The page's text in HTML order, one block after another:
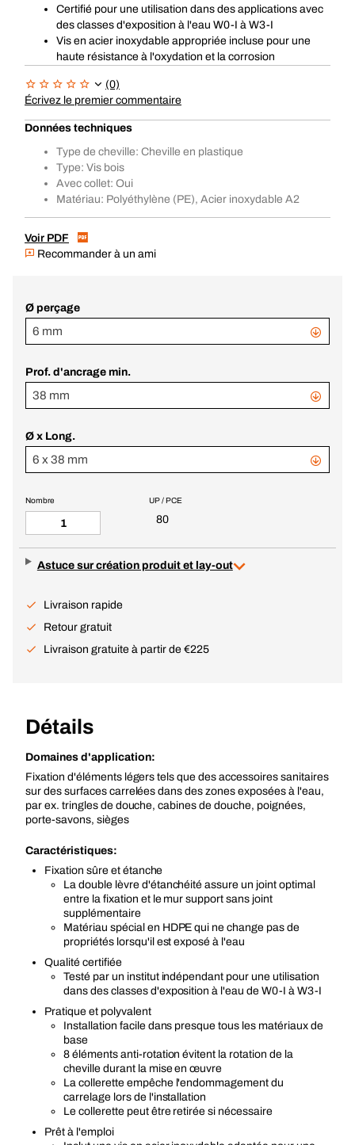
Certifié pour une utilisation dans des applications avec
des classes d'exposition à l'eau W0-I à W3-I
Vis en acier inoxydable appropriée incluse pour une
haute résistance à l'oxydation et la corrosion
(0)
Écrivez le premier commentaire
Données techniques
Type de cheville: Cheville en plastique
Type: Vis bois
Avec collet: Oui
Matériau: Polyéthylène (PE), Acier inoxydable A2
Voir PDF
Recommander à un ami
Ø perçage
6 mm
Prof. d'ancrage min.
38 mm
Ø x Long.
6 x 38 mm
UP / PCE
80
Nombre
Astuce sur création produit et lay-out
Livraison rapide
Retour gratuit
Livraison gratuite à partir de €225
Détails
Domaines d'application:
Fixation d'éléments légers tels que des accessoires sanitaires
sur des surfaces carrelées dans des zones exposées à l'eau,
par ex. tringles de douche, cabines de douche, poignées,
porte-savons, sièges
Caractéristiques:
Fixation sûre et étanche
La double lèvre d'étanchéité assure un joint optimal
entre la fixation et le mur support sans joint
supplémentaire
Matériau spécial en HDPE qui ne change pas de
propriétés lorsqu'il est exposé à l'eau
Qualité certifiée
Testé par un institut indépendant pour une utilisation
dans des classes d'exposition à l'eau de W0-I à W3-I
Pratique et polyvalent
Installation facile dans presque tous les matériaux de
base
8 éléments anti-rotation évitent la rotation de la
cheville durant la mise en œuvre
La collerette empêche l'endommagement du
carrelage lors de l'installation
Le collerette peut être retirée si nécessaire
Prêt à l'emploi